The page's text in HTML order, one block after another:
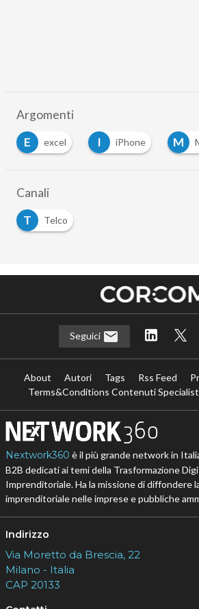
Argomenti
E
excel I iPhone M
Canali
T
Telco
Seguici
About Autori Tags Rss Feed
Terms&Conditions Contenuti
Nextwork360 è il più grande network in
B2B dedicati ai temi della Trasformazione
Imprenditoriale. Ha la missione di diffondere
imprenditoriale nelle imprese e pubbliche
Indirizzo
Via Moretto da Brescia, 22
Milano - Italia
CAP 20133